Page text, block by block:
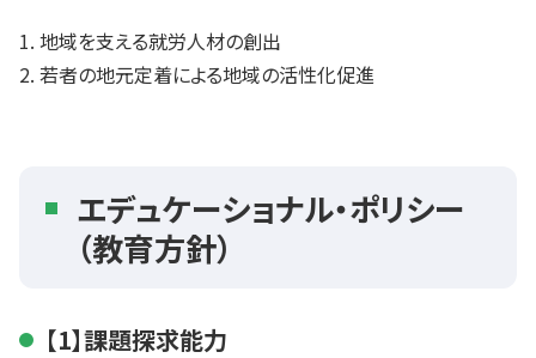
地域を支える就労人材の創出
若者の地元定着による地域の活性化促進
エデュケーショナル・ポリシー
（教育方針）
【1】課題探求能力